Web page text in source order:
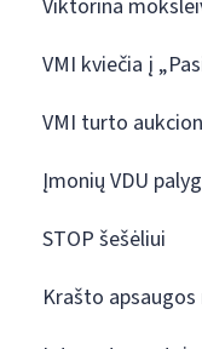
Viktorina
VMI kviečia į
VMI turto
Įmonių VDU
STOP šešėliui
Krašto